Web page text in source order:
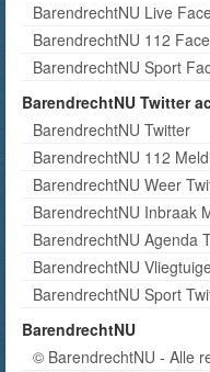
BarendrechtNU Live
BarendrechtNU 112
BarendrechtNU Sport
BarendrechtNU Twitter
BarendrechtNU Twitter
BarendrechtNU 112
BarendrechtNU Weer
BarendrechtNU Inbraak
BarendrechtNU Agenda
BarendrechtNU
BarendrechtNU Sport
BarendrechtNU
© BarendrechtNU - Alle